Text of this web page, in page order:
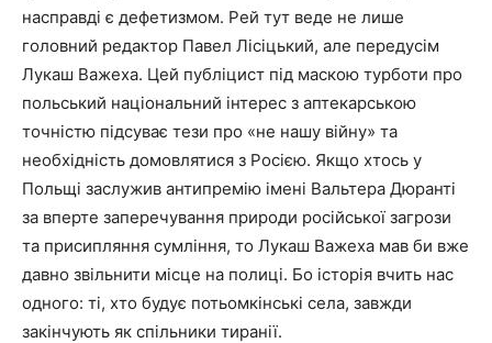
насправді є дефетизмом. Рей тут веде не лише
головний редактор Павел Лісіцький, але передусім
Лукаш Важеха. Цей публіцист під маскою турботи про
польський національний інтерес з аптекарською
точністю підсуває тези про «не нашу війну» та
необхідність домовлятися з Росією. Якщо хтось у
Польщі заслужив антипремію імені Вальтера Дюранті
за вперте заперечування природи російської загрози
та присипляння сумління, то Лукаш Важеха мав би вже
давно звільнити місце на полиці. Бо історія вчить нас
одного: ті, хто будує потьомкінські села, завжди
закінчують як спільники тиранії.